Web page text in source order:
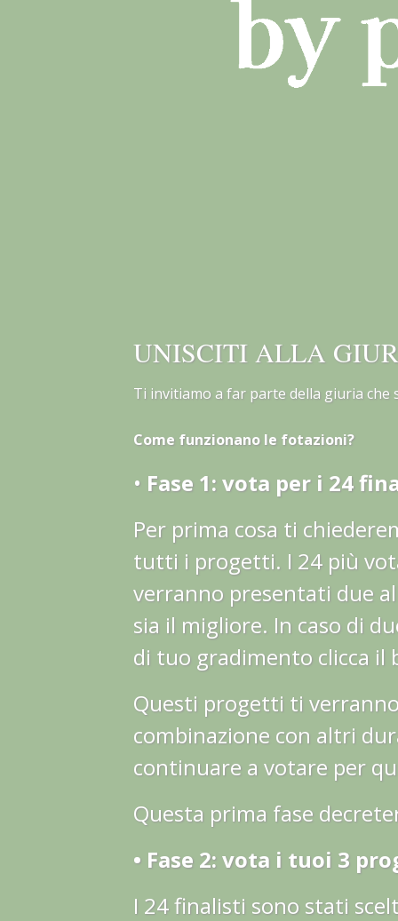
UNISCITI ALLA
Ti invitiamo a far parte della giuria
Come funzionano le fotazioni?
• Fase 1: vota per i 24
Per prima cosa ti
tutti i progetti. I 24 più
verranno presentati due
sia il migliore. In caso di
di tuo gradimento clicca il
Questi progetti ti
combinazione con altri
continuare a votare per
Questa prima fase
• Fase 2: vota i tuoi 3
I 24 finalisti sono stati